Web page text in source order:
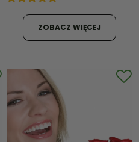
ZOBACZ WIĘCEJ